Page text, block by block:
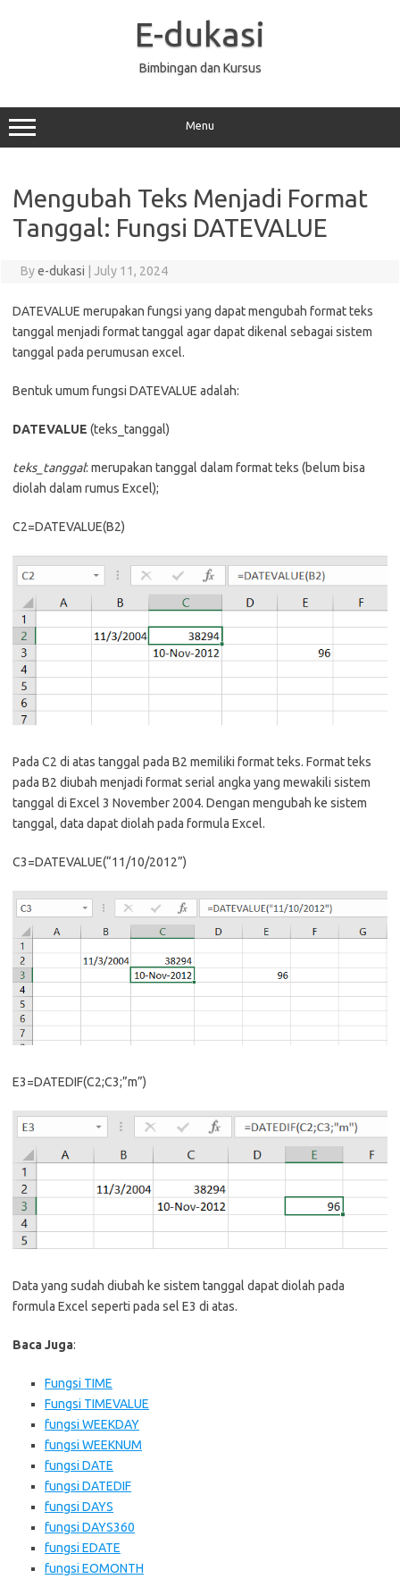
E-dukasi
Bimbingan dan Kursus
Menu
Mengubah Teks Menjadi Format
Tanggal: Fungsi DATEVALUE
Bye-dukasi July 11, 2024
DATEVALUE merupakan fungsi yang dapat mengubah format teks
tanggal menjadi format tanggal agar dapat dikenal sebagai sistem
tanggal pada perumusan excel.
Bentuk umum fungsi DATEVALUE adalah:
DATEVALUE (teks_tanggal)
teks_tanggal: merupakan tanggal dalam format teks (belum bisa
diolah dalam rumus Excel);
C2=DATEVALUE(B2)
Pada C2 di atas tanggal pada B2 memiliki format teks. Format teks
pada B2 diubah menjadi format serial angka yang mewakili sistem
tanggal di Excel 3 November 2004. Dengan mengubah ke sistem
tanggal, data dapat diolah pada formula Excel.
C3=DATEVALUE(“11/10/2012”)
E3=DATEDIF(C2;C3;”m”)
Data yang sudah diubah ke sistem tanggal dapat diolah pada
formula Excel seperti pada sel E3 di atas.
Baca Juga:
Fungsi TIME
Fungsi TIMEVALUE
fungsi WEEKDAY
fungsi WEEKNUM
fungsi DATE
fungsi DATEDIF
fungsi DAYS
fungsi DAYS360
fungsi EDATE
fungsi EOMONTH